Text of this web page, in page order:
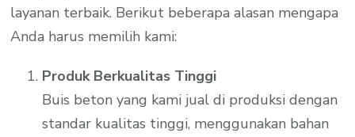
layanan terbaik. Berikut beberapa alasan mengapa
Anda harus memilih kami:
Produk Berkualitas Tinggi
Buis beton yang kami jual di produksi dengan
standar kualitas tinggi, menggunakan bahan